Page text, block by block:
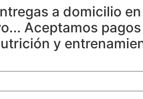
a domicilio
Aceptamos
y